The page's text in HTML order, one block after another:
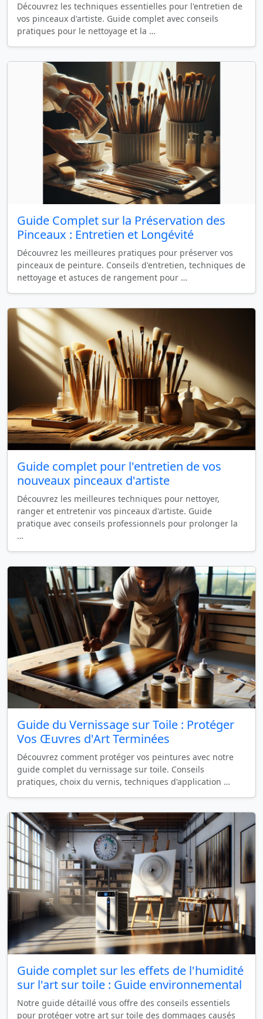
Découvrez les techniques essentielles pour l'entretien de
vos pinceaux d'artiste. Guide complet avec conseils
pratiques pour le nettoyage et la …
Guide Complet sur la Préservation des
Pinceaux : Entretien et Longévité
Découvrez les meilleures pratiques pour préserver vos
pinceaux de peinture. Conseils d'entretien, techniques de
nettoyage et astuces de rangement pour …
Guide complet pour l'entretien de vos
nouveaux pinceaux d'artiste
Découvrez les meilleures techniques pour nettoyer,
ranger et entretenir vos pinceaux d'artiste. Guide
pratique avec conseils professionnels pour prolonger la
…
Guide du Vernissage sur Toile : Protéger
Vos Œuvres d'Art Terminées
Découvrez comment protéger vos peintures avec notre
guide complet du vernissage sur toile. Conseils
pratiques, choix du vernis, techniques d'application …
Guide complet sur les effets de l'humidité
sur l'art sur toile : Guide environnemental
Notre guide détaillé vous offre des conseils essentiels
pour protéger votre art sur toile des dommages causés